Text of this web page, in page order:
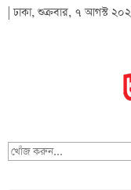
| ঢাকা, শুক্রবার, ৭ আগস্ট
খোঁজ